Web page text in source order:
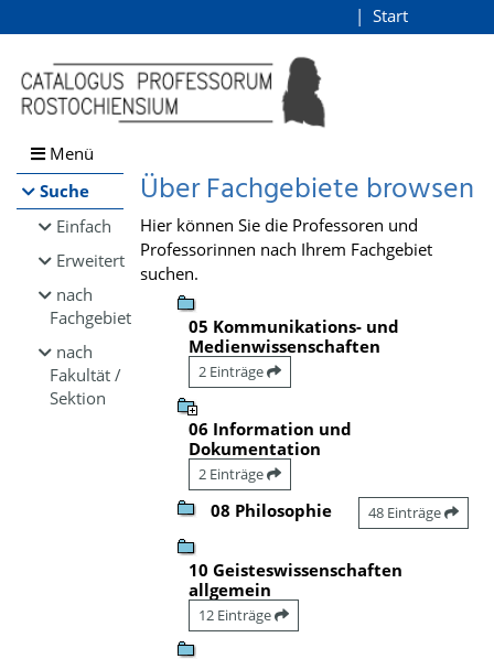
Browsen
direkt zum Inhalt
Start
Menü
Suche
Einfach
Erweitert
nach
Fachgebiet
nach
Fakultät /
Sektion
Über Fachgebiete browsen
Hier können Sie die Professoren und
Professorinnen nach Ihrem Fachgebiet
suchen.
05 Kommunikations- und
Medienwissenschaften
2 Einträge
06 Information und
Dokumentation
2 Einträge
08 Philosophie 48 Einträge
10 Geisteswissenschaften
allgemein
12 Einträge